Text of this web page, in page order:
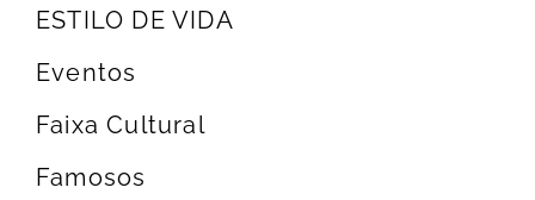
ESTILO DE VIDA
Eventos
Faixa Cultural
Famosos